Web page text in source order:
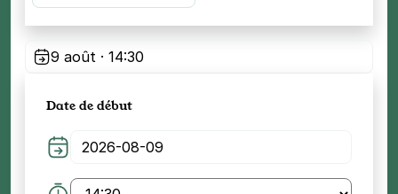
9 août · 14:30
Date de début